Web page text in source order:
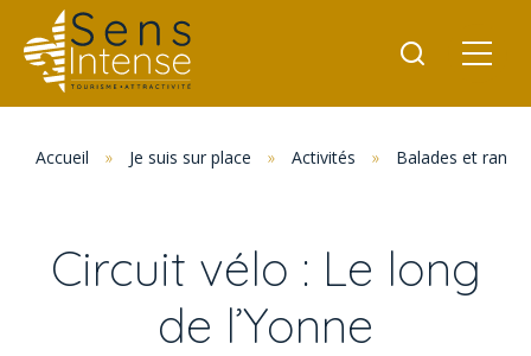
Accueil » Je suis sur place » Activités » Balades et
Circuit vélo : Le long
de l’Yonne